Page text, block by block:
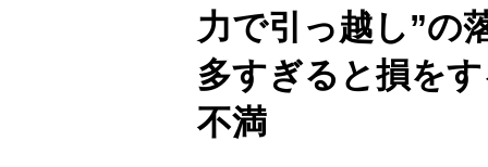
力で引っ越し”
多すぎると損を
不満